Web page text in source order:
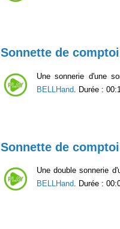
Sonnette de
Une sonnerie d'une
BELLHand . Durée :
Sonnette de
Une double sonnerie
BELLHand. Durée :